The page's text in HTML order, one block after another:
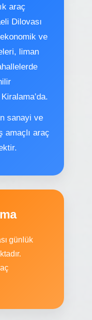
araç
Dilovası
ve
liman
sanayi ve
amaçlı araç
günlük